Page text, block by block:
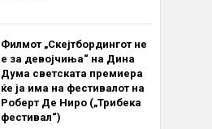
Филмот „Скејтбордингот не
е за девојчиња“ на Дина
Дума светската премиера
ќе ја има на фестивалот на
Роберт Де Ниро („Трибека
фестивал“)